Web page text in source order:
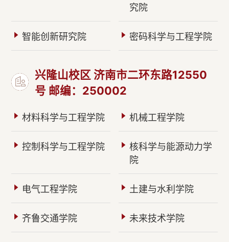
究院
智能创新研究院 密码科学与工程学院
兴隆山校区 济南市二环东路12550
号 邮编：250002
材料科学与工程学院 机械工程学院
控制科学与工程学院
核科学与能源动力学
院
电气工程学院 土建与水利学院
齐鲁交通学院 未来技术学院